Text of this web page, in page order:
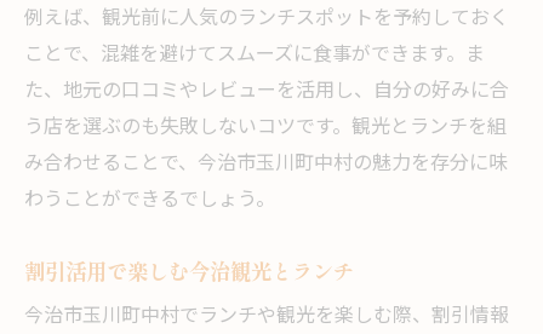
例えば、観光前に人気のランチスポットを予約しておく
ことで、混雑を避けてスムーズに食事ができます。ま
た、地元の口コミやレビューを活用し、自分の好みに合
う店を選ぶのも失敗しないコツです。観光とランチを組
み合わせることで、今治市玉川町中村の魅力を存分に味
わうことができるでしょう。
割引活用で楽しむ今治観光とランチ
今治市玉川町中村でランチや観光を楽しむ際、割引情報